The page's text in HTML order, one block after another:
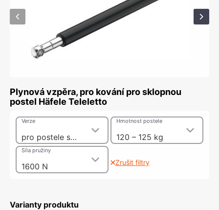
Plynová vzpěra, pro kování pro sklopnou
postel Häfele Teleletto
pro postele s podélnou montáží
Verze
120 – 125 kg
Hmotnost postele
1600 N
Síla pružiny
Zrušit filtry
Varianty produktu